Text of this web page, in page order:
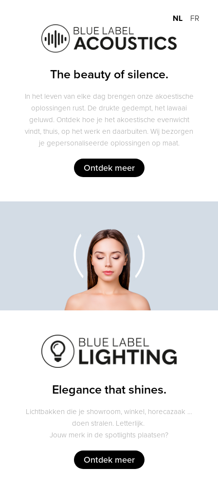
NL FR
The beauty of silence.
In het leven van elke dag brengen onze akoestische
oplossingen rust. De drukte gedempt, het lawaai
geluwd. Ontdek hoe je het akoestische evenwicht
vindt, thuis, op het werk en daarbuiten. Wij bezorgen
je gepersonaliseerde oplossingen op maat.
Ontdek meer
Elegance that shines.
Lichtbakken die je showroom, winkel, horecazaak …
doen stralen. Letterlijk.
Jouw merk in de spotlights plaatsen?
Ontdek meer